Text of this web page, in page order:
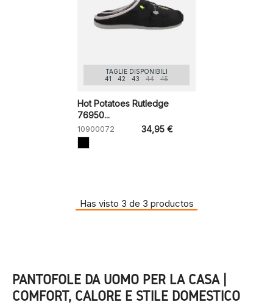
TAGLIE DISPONIBILI
41
42 43 44 45
Hot Potatoes Rutledge
76950...
10900072 34,95 €
Has visto 3 de 3 productos
PANTOFOLE DA UOMO PER LA CASA |
COMFORT, CALORE E STILE DOMESTICO